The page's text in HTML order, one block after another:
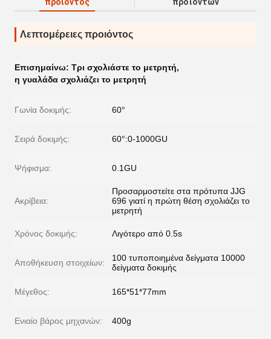
Λεπτομέρειες προιόντος
Επισημαίνω: Τρι σχολιάστε το μετρητή,
η γυαλάδα σχολιάζει το μετρητή
Γωνία δοκιμής: 60°
Σειρά δοκιμής: 60°:0-1000GU
Ψήφισμα: 0.1GU
Ακρίβεια:
Προσαρμοστείτε στα πρότυπα JJG
696 γιατί η πρώτη θέση σχολιάζει το
μετρητή
Χρόνος δοκιμής: Λιγότερο από 0.5s
Αποθήκευση στοιχείων:
100 τυποποιημένα δείγματα 10000
δείγματα δοκιμής
Μέγεθος: 165*51*77mm
Ενιαίο βάρος μηχανών: 400g